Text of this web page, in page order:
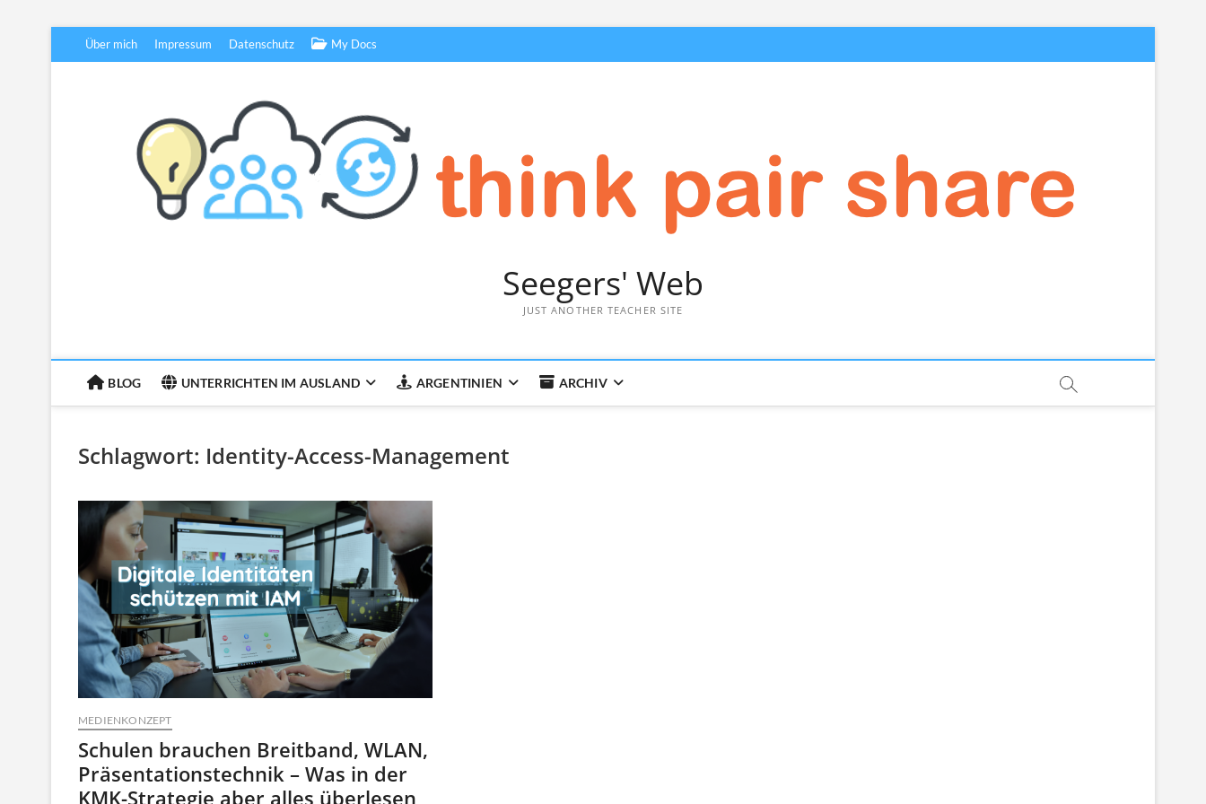
Über mich Impressum Datenschutz My Docs
Seegers' Web
JUST ANOTHER TEACHER SITE
BLOG UNTERRICHTEN IM AUSLAND ARGENTINIEN ARCHIV
Schlagwort: Identity-Access-Management
MEDIENKONZEPT
Schulen brauchen Breitband, WLAN,
Präsentationstechnik – Was in der
KMK-Strategie aber alles überlesen